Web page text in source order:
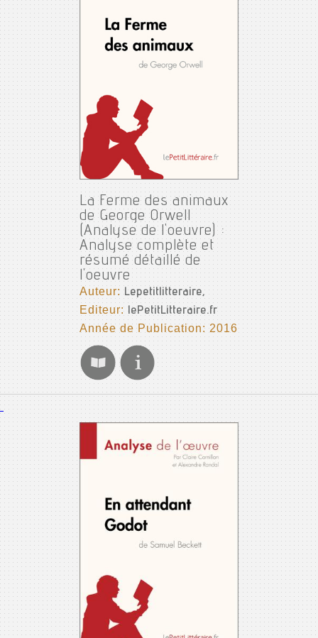
La Ferme des animaux
de George Orwell
(Analyse de l'oeuvre) :
Analyse complète et
résumé détaillé de
l'oeuvre
Auteur:Lepetitlitteraire,
Editeur: lePetitLitteraire.fr
Année de Publication: 2016